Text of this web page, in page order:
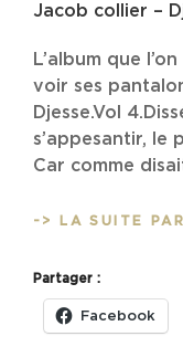
Jacob collier –
L’album que
voir ses
Djesse.Vol
s’appesantir, le
Car comme
-> LA SUITE
Partager :
Facebook